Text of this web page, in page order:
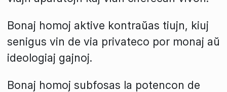
Bonaj homoj aktive kontraŭas tiujn, kiuj
senigus vin de via privateco por monaj aŭ
ideologiaj gajnoj.
Bonaj homoj subfosas la potencon de